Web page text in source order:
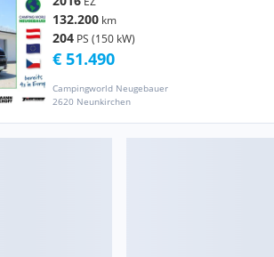
132.200 km
204 PS (150 kW)
Campingworld Neugebauer
2620 Neunkirchen
€ 51.490